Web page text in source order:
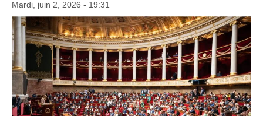
Mardi, juin 2, 2026 - 19:31